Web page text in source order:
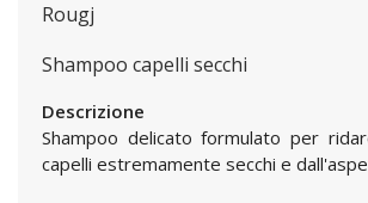
Rougj
Shampoo capelli secchi
Descrizione
Shampoo delicato formulato per
capelli estremamente secchi e